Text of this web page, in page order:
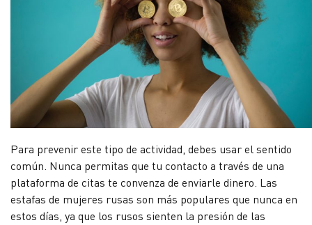
Para prevenir este tipo de actividad, debes usar el sentido
común. Nunca permitas que tu contacto a través de una
plataforma de citas te convenza de enviarle dinero. Las
estafas de mujeres rusas son más populares que nunca en
estos días, ya que los rusos sienten la presión de las